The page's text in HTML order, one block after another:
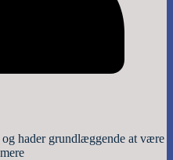
hader grundlæggende at være